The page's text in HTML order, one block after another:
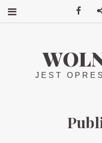
JEST